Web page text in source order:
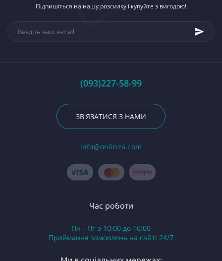
Підпишіться на нашу розсилку і купуйте з вигодою!
(093)227-58-99
ЗВ'ЯЗАТИСЯ З НАМИ
info@onlinza.com
Час роботи
Пн - Пт з 10:00 до 16:00
Приймання замовлень на сайті 24/7